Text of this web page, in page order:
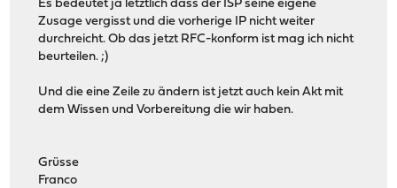
Es bedeutet ja letztlich dass der ISP seine eigene
Zusage vergisst und die vorherige IP nicht weiter
durchreicht. Ob das jetzt RFC-konform ist mag ich nicht
beurteilen. ;)
Und die eine Zeile zu ändern ist jetzt auch kein Akt mit
dem Wissen und Vorbereitung die wir haben.
Grüsse
Franco